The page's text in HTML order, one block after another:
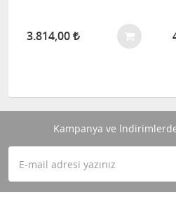
3.814,00
Kampanya ve